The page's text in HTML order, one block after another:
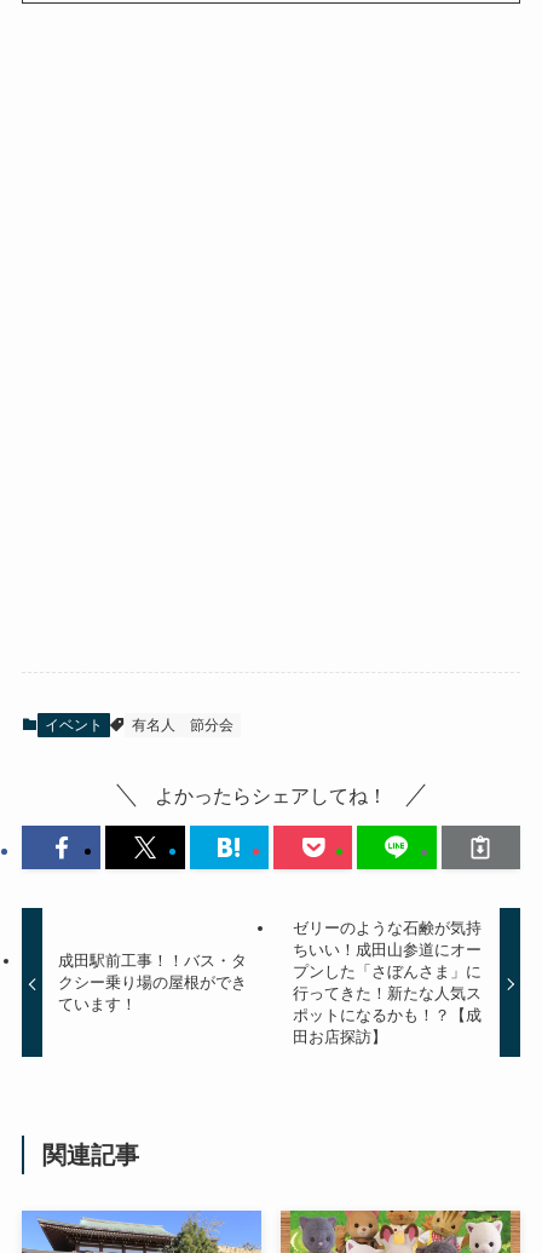
イベント 有名人 節分会
よかったらシェアしてね！
成田駅前工事！！バス・タ
クシー乗り場の屋根ができ
ています！
ゼリーのような石鹸が気持
ちいい！成田山参道にオー
プンした「さぼんさま」に
行ってきた！新たな人気ス
ポットになるかも！？【成
田お店探訪】
関連記事